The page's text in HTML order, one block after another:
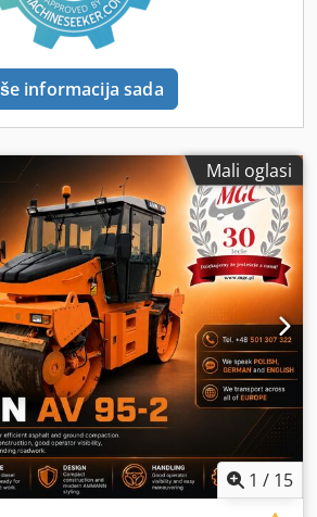
informacija sada
Mali oglasi
1 / 15